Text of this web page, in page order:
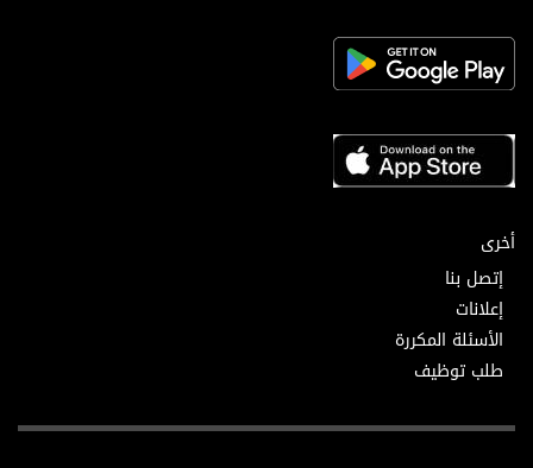
أخرى
إتصل بنا
إعلانات
الأسئلة المكررة
طلب توظيف